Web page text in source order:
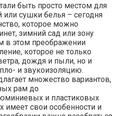
быть просто местом для
сушки белья – сегодня
которое можно
зимний сад или зону
в этом преображении
которое не только
дождя и пыли, но и
и звукоизоляцию.
множество вариантов,
рам до
и пластиковых
имеет свои особенности и